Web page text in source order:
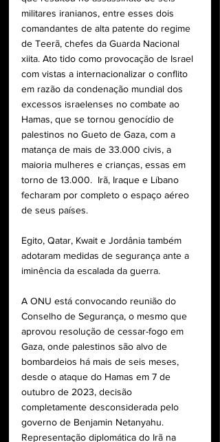
militares iranianos, entre esses dois
comandantes de alta patente do regime
de Teerã, chefes da Guarda Nacional
xiita. Ato tido como provocação de Israel
com vistas a internacionalizar o conflito
em razão da condenação mundial dos
excessos israelenses no combate ao
Hamas, que se tornou genocídio de
palestinos no Gueto de Gaza, com a
matança de mais de 33.000 civis, a
maioria mulheres e crianças, essas em
torno de 13.000.  Irã, Iraque e Líbano
fecharam por completo o espaço aéreo
de seus países.
Egito, Qatar, Kwait e Jordânia também
adotaram medidas de segurança ante a
iminência da escalada da guerra.
A ONU está convocando reunião do
Conselho de Segurança, o mesmo que
aprovou resolução de cessar-fogo em
Gaza, onde palestinos são alvo de
bombardeios há mais de seis meses,
desde o ataque do Hamas em 7 de
outubro de 2023, decisão
completamente desconsiderada pelo
governo de Benjamin Netanyahu.
Representação diplomática do Irã na